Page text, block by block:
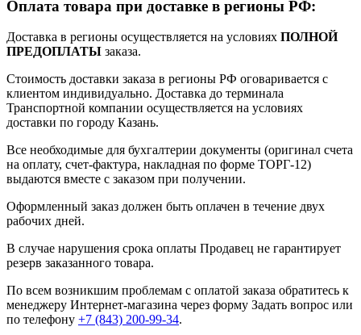
Оплата товара при доставке в регионы РФ:
Доставка в регионы осуществляется на условиях ПОЛНОЙ
ПРЕДОПЛАТЫ заказа.
Стоимость доставки заказа в регионы РФ оговаривается с
клиентом индивидуально. Доставка до терминала
Транспортной компании осуществляется на условиях
доставки по городу Казань.
Все необходимые для бухгалтерии документы (оригинал счета
на оплату, счет-фактура, накладная по форме ТОРГ-12)
выдаются вместе с заказом при получении.
Оформленный заказ должен быть оплачен в течение двух
рабочих дней.
В случае нарушения срока оплаты Продавец не гарантирует
резерв заказанного товара.
По всем возникшим проблемам с оплатой заказа обратитесь к
менеджеру Интернет-магазина через форму Задать вопрос или
по телефону +7 (843) 200-99-34.